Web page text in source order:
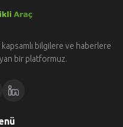
bilgilere ve haberlere
bir platformuz.